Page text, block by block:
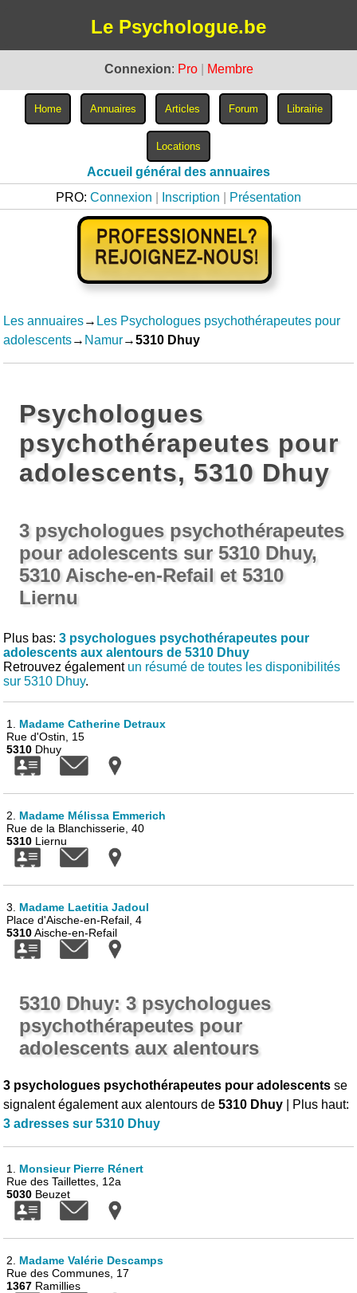
Le Psychologue.be
Connexion: Pro Membre
Accueil général des annuaires
PRO: Connexion Inscription Présentation
Les annuaires→ Les Psychologues psychothérapeutes pour
adolescents→ Namur→5310 Dhuy
Psychologues
psychothérapeutes pour
adolescents, 5310 Dhuy
3 psychologues psychothérapeutes
pour adolescents sur 5310 Dhuy,
5310 Aische-en-Refail et 5310
Liernu
Plus bas:3 psychologues psychothérapeutes pour
adolescents aux alentours de 5310 Dhuy
Retrouvez également un résumé de toutes les disponibilités
sur 5310 Dhuy.
1. Madame Catherine Detraux
Rue d'Ostin, 15
5310 Dhuy
2. Madame Mélissa Emmerich
Rue de la Blanchisserie, 40
5310 Liernu
3. Madame Laetitia Jadoul
Place d'Aische-en-Refail, 4
5310Aische-en-Refail
5310 Dhuy: 3 psychologues
psychothérapeutes pour
adolescents aux alentours
3 psychologues psychothérapeutes pour adolescents se
signalent également aux alentours de5310 Dhuy | Plus haut:
3 adresses sur 5310 Dhuy
1. Monsieur Pierre Rénert
Rue des Taillettes, 12a
5030 Beuzet
2. Madame Valérie Descamps
Rue des Communes, 17
1367 Ramillies